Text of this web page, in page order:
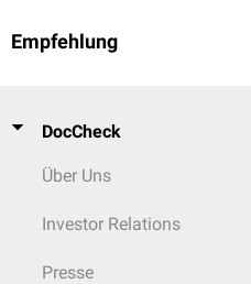
Empfehlung
DocCheck
Über Uns
Investor Relations
Presse